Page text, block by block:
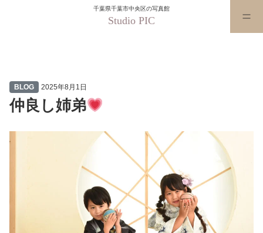
千葉県千葉市中央区の写真館
Studio PIC
BLOG 2025年8月1日
仲良し姉弟